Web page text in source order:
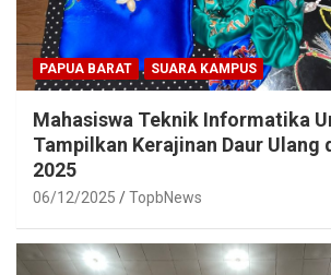
PAPUA BARAT SUARA KAMPUS
Mahasiswa Teknik Informatika
Tampilkan Kerajinan Daur Ulang
2025
06/12/2025 TopbNews